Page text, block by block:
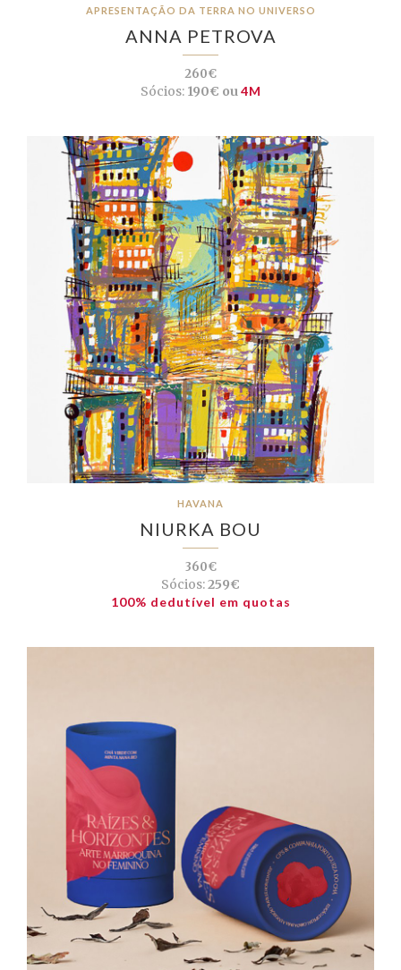
APRESENTAÇÃO DA TERRA NO UNIVERSO
ANNA PETROVA
260€
Sócios:190€ ou4M
HAVANA
NIURKA BOU
360€
Sócios:259€
100% dedutível em quotas